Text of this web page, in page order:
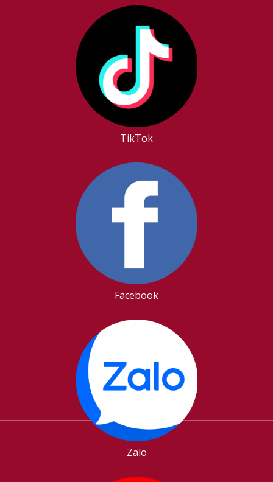
TikTok
Facebook
Zalo